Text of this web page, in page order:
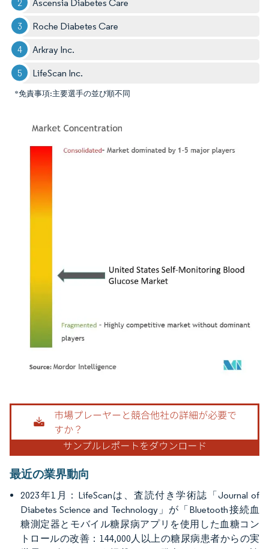
Ascensia Diabetes Care
Roche Diabetes Care
Arkray Inc.
LifeScan Inc.
*免責事項:主要選手の並び順不同
画像 © Mordor Intelligence。再利用にはCC BY 4.0の表示が必要です。
最近の業界動向
2023年1月：LifeScanは、査読付き学術誌「Journal of
Diabetes Science and Technology」が「Bluetooth接続血
糖測定器とモバイル糖尿病アプリを使用した血糖コン
トロールの改善：144,000人以上の糖尿病患者からの実